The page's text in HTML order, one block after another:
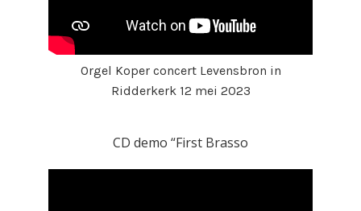
Orgel Koper concert Levensbron in
Ridderkerk 12 mei 2023
CD demo “First Brasso